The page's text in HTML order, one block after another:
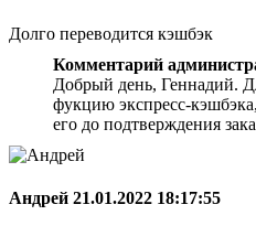
Долго переводится кэшбэк
Комментарий
Добрый день, Геннадий.
фукцию экспресс-
его до подтверждения
Андрей 21.01.2022 18:17:55